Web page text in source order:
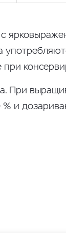
при
При
и